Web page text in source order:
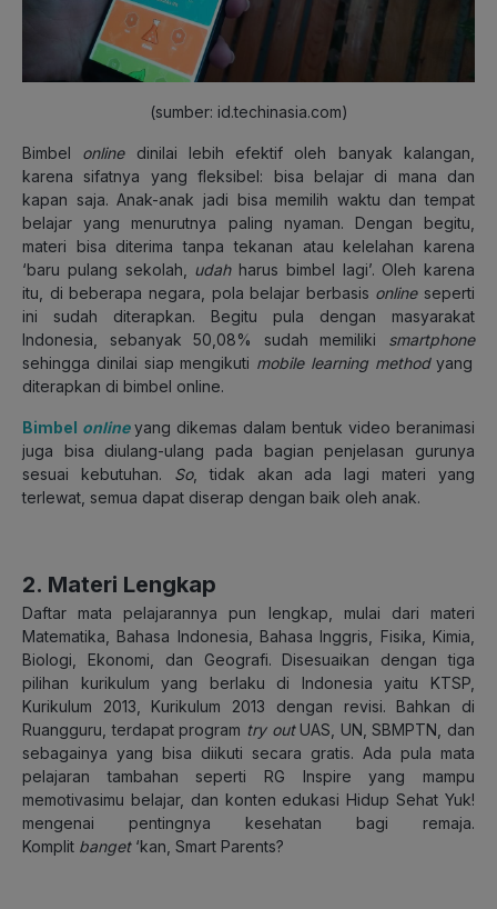
(sumber: id.techinasia.com)
Bimbel onlinedinilai lebih efektif oleh banyak kalangan,
karena sifatnya yang fleksibel: bisa belajar di mana dan
kapan saja. Anak-anak jadi bisa memilih waktu dan tempat
belajar yang menurutnya paling nyaman. Dengan begitu,
materi bisa diterima tanpa tekanan atau kelelahan karena
‘baru pulang sekolah, udahharus bimbel lagi’. Oleh karena
itu, di beberapa negara, pola belajar berbasis onlineseperti
ini sudah diterapkan. Begitu pula dengan masyarakat
Indonesia, sebanyak 50,08% sudah memiliki smartphone
sehingga dinilai siap mengikuti mobile learning methodyang
diterapkan di bimbel online.
Bimbel onlineyang dikemas dalam bentuk video beranimasi
juga bisa diulang-ulang pada bagian penjelasan gurunya
sesuai kebutuhan. So, tidak akan ada lagi materi yang
terlewat, semua dapat diserap dengan baik oleh anak.
2. Materi Lengkap
Daftar mata pelajarannya pun lengkap, mulai dari materi
Matematika, Bahasa Indonesia, Bahasa Inggris, Fisika, Kimia,
Biologi, Ekonomi, dan Geografi. Disesuaikan dengan tiga
pilihan kurikulum yang berlaku di Indonesia yaitu KTSP,
Kurikulum 2013, Kurikulum 2013 dengan revisi. Bahkan di
Ruangguru, terdapat program try out UAS, UN, SBMPTN, dan
sebagainya yang bisa diikuti secara gratis. Ada pula mata
pelajaran tambahan seperti RG Inspire yang mampu
memotivasimu belajar, dan konten edukasi Hidup Sehat Yuk!
mengenai pentingnya kesehatan bagi remaja.
Komplit banget‘kan, Smart Parents?